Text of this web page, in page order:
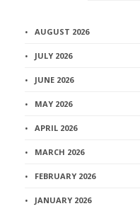
AUGUST 2026
JULY 2026
JUNE 2026
MAY 2026
APRIL 2026
MARCH 2026
FEBRUARY 2026
JANUARY 2026